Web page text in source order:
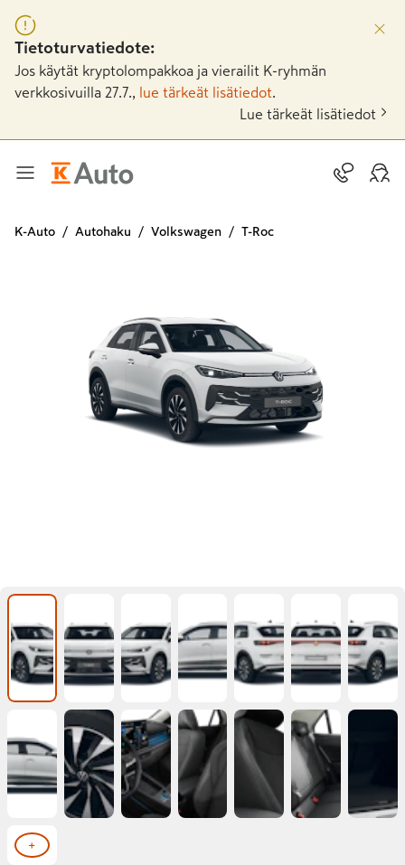
Tietoturvatiedote:
Jos käytät kryptolompakkoa ja vierailit K-ryhmän
verkkosivuilla 27.7.,
lue tärkeät lisätiedot
Lue tärkeät lisätiedot
K-Auto Autohaku Volkswagen T-Roc
+